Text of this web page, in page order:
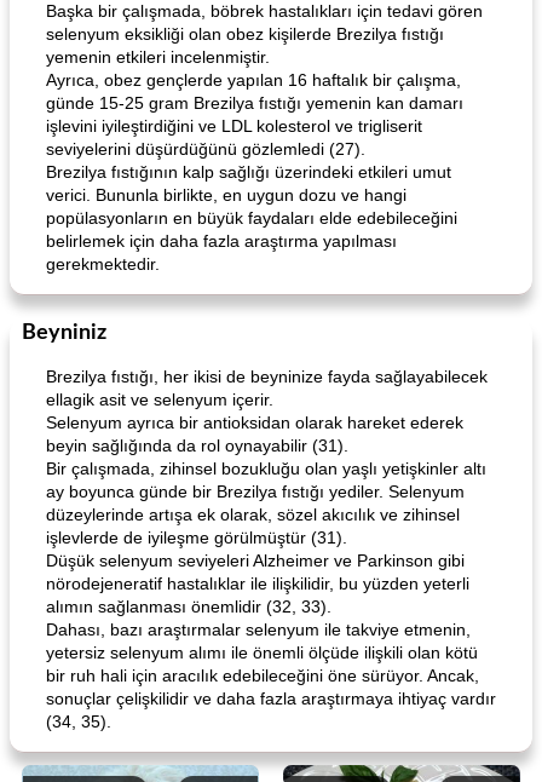
Başka bir çalışmada, böbrek hastalıkları için tedavi gören
selenyum eksikliği olan obez kişilerde Brezilya fıstığı
yemenin etkileri incelenmiştir.
Ayrıca, obez gençlerde yapılan 16 haftalık bir çalışma,
günde 15-25 gram Brezilya fıstığı yemenin kan damarı
işlevini iyileştirdiğini ve LDL kolesterol ve trigliserit
seviyelerini düşürdüğünü gözlemledi (27).
Brezilya fıstığının kalp sağlığı üzerindeki etkileri umut
verici. Bununla birlikte, en uygun dozu ve hangi
popülasyonların en büyük faydaları elde edebileceğini
belirlemek için daha fazla araştırma yapılması
gerekmektedir.
Beyniniz
Brezilya fıstığı, her ikisi de beyninize fayda sağlayabilecek
ellagik asit ve selenyum içerir.
Selenyum ayrıca bir antioksidan olarak hareket ederek
beyin sağlığında da rol oynayabilir (31).
Bir çalışmada, zihinsel bozukluğu olan yaşlı yetişkinler altı
ay boyunca günde bir Brezilya fıstığı yediler. Selenyum
düzeylerinde artışa ek olarak, sözel akıcılık ve zihinsel
işlevlerde de iyileşme görülmüştür (31).
Düşük selenyum seviyeleri Alzheimer ve Parkinson gibi
nörodejeneratif hastalıklar ile ilişkilidir, bu yüzden yeterli
alımın sağlanması önemlidir (32, 33).
Dahası, bazı araştırmalar selenyum ile takviye etmenin,
yetersiz selenyum alımı ile önemli ölçüde ilişkili olan kötü
bir ruh hali için aracılık edebileceğini öne sürüyor. Ancak,
sonuçlar çelişkilidir ve daha fazla araştırmaya ihtiyaç vardır
(34, 35).